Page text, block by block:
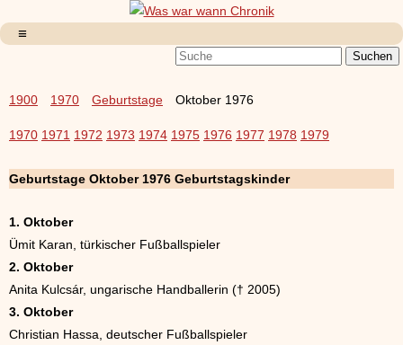
1900 1970 Geburtstage Oktober 1976
1970 1971 1972 1973 1974 1975 1976 1977 1978 1979
Geburtstage Oktober 1976 Geburtstagskinder
1. Oktober
Ümit Karan, türkischer Fußballspieler
2. Oktober
Anita Kulcsár, ungarische Handballerin († 2005)
3. Oktober
Christian Hassa, deutscher Fußballspieler